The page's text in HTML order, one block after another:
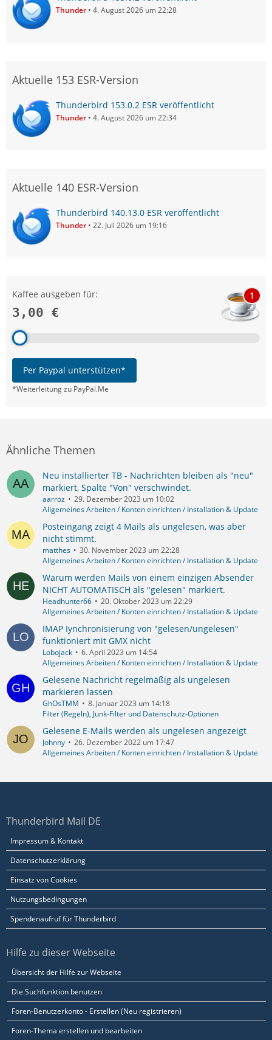
Thunder 4. August 2026 um 22:28
Aktuelle 153 ESR-Version
Thunderbird 153.0.2 ESR veröffentlicht
Thunder 4. August 2026 um 22:34
Aktuelle 140 ESR-Version
Thunderbird 140.13.0 ESR veröffentlicht
Thunder 22. Juli 2026 um 19:16
Kaffee ausgeben für:
3,00 €
1
Per Paypal unterstützen*
*Weiterleitung zu PayPal.Me
Ähnliche Themen
Neu installierter TB - Nachrichten bleiben als "neu"
markiert, Spalte "Von" verschwindet.
aarroz
29. Dezember 2023 um 10:02
Allgemeines Arbeiten / Konten einrichten / Installation & Update
Posteingang zeigt 4 Mails als ungelesen, was aber
nicht stimmt.
matthes
30. November 2023 um 22:28
Allgemeines Arbeiten / Konten einrichten / Installation & Update
Warum werden Mails von einem einzigen Absender
NICHT AUTOMATISCH als "gelesen" markiert.
Headhunter66
20. Oktober 2023 um 22:29
Allgemeines Arbeiten / Konten einrichten / Installation & Update
IMAP Iynchronisierung von "gelesen/ungelesen"
funktioniert mit GMX nicht
Lobojack
6. April 2023 um 14:54
Allgemeines Arbeiten / Konten einrichten / Installation & Update
Gelesene Nachricht regelmäßig als ungelesen
markieren lassen
GhOsTMM
8. Januar 2023 um 14:18
Filter (Regeln), Junk-Filter und Datenschutz-Optionen
Gelesene E-Mails werden als ungelesen angezeigt
Johnny
26. Dezember 2022 um 17:47
Allgemeines Arbeiten / Konten einrichten / Installation & Update
Thunderbird Mail DE
Impressum & Kontakt
Datenschutzerklärung
Einsatz von Cookies
Nutzungsbedingungen
Spendenaufruf für Thunderbird
Hilfe zu dieser Webseite
Übersicht der Hilfe zur Webseite
Die Suchfunktion benutzen
Foren-Benutzerkonto - Erstellen (Neu registrieren)
Foren-Thema erstellen und bearbeiten